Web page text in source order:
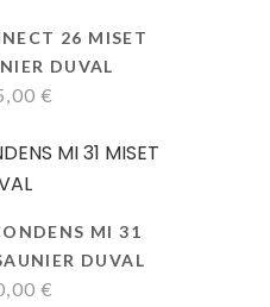
26 MISET
DUVAL
€
MI 31
DUVAL
€